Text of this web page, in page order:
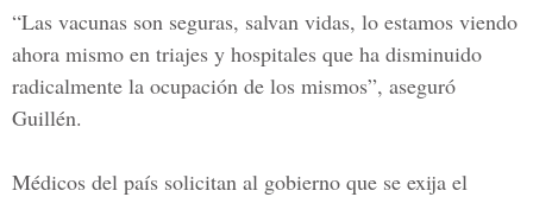
“Las vacunas son seguras, salvan vidas, lo estamos viendo
ahora mismo en triajes y hospitales que ha disminuido
radicalmente la ocupación de los mismos”, aseguró
Guillén.
Médicos del país solicitan al gobierno que se exija el